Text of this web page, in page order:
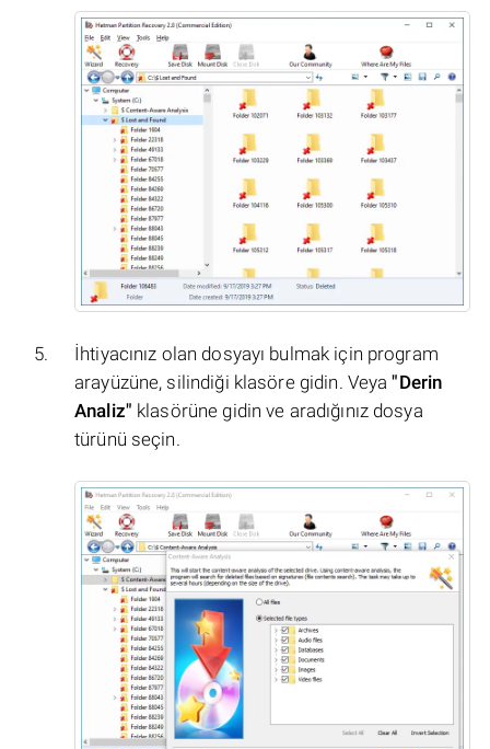
İhtiyacınız olan dosyayı bulmak için program
arayüzüne, silindiği klasöre gidin. Veya"Derin
Analiz" klasörüne gidin ve aradığınız dosya
türünü seçin.